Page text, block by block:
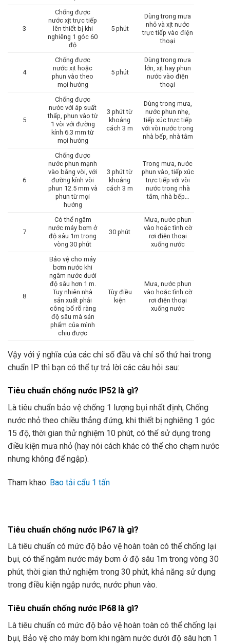
3
Chống được
nước xịt trực tiếp
lên thiết bị khi
nghiêng 1 góc 60
độ
5 phút
Dùng trong mưa
nhỏ và xịt nước
trực tiếp vào điện
thoại
4
Chống được
nước xịt hoặc
phun vào theo
mọi hướng
5 phút
Dùng trong mưa
lớn, xịt hay phun
nước vào điện
thoại
5
Chống được
nước với áp suất
thấp, phun vào từ
1 vòi với đường
kính 6.3 mm từ
mọi hướng
3 phút từ
khoảng
cách 3 m
Dùng trong mưa,
nước phun nhẹ,
tiếp xúc trực tiếp
với vòi nước trong
nhà bếp, nhà tắm
6
Chống được
nước phun mạnh
vào bằng vòi, với
đường kính vòi
phun 12.5 mm và
phun từ mọi
hướng
3 phút từ
khoảng
cách 3 m
Trong mưa, nước
phun vào, tiếp xúc
trực tiếp với vòi
nước trong nhà
tắm, nhà bếp…
7
Có thể ngâm
nước máy bơm ở
độ sâu 1m trong
vòng 30 phút
30 phút
Mưa, nước phun
vào hoặc tình cờ
rơi điện thoại
xuống nước
8
Bảo vệ cho máy
bơm nước khi
ngâm nước dưới
độ sâu hơn 1 m.
Tuy nhiên nhà
sản xuất phải
công bố rõ ràng
độ sâu mà sản
phẩm của mình
chịu được
Tùy điều
kiện
Mưa, nước phun
vào hoặc tình cờ
rơi điện thoại
xuống nước
Vậy với ý nghĩa của các chỉ số đầu và chỉ số thứ hai trong
chuẩn IP thì bạn có thể tự trả lời các câu hỏi sau:
Tiêu chuẩn chống nước IP52 là gì?
Là tiêu chuẩn bảo vệ chống 1 lượng bụi nhất định, Chống
nước nhỏ theo chiều thẳng đứng, khi thiết bị nghiêng 1 góc
15 độ, thời gian thử nghiệm 10 phút, có thể sử dụng trong
điều kiện mưa nhỏ (hay nói cách khác có thể cho chạm nước
nhưng không để ngập).
Tham khao: Bao tải cẩu 1 tấn
Tiêu chuẩn chống nước IP67 là gì?
Là tiêu chuẩn có mức độ bảo vệ hoàn toàn có thể chống lại
bụi, có thể ngâm nước máy bơm ở độ sâu 1m trong vòng 30
phút, thời gian thử nghiệm trong 30 phút, khả năng sử dụng
trong điều kiện ngập nước, nước phun vào.
Tiêu chuẩn chống nước IP68 là gì?
Là tiêu chuẩn có mức độ bảo vệ hoàn toàn có thể chống lại
bụi, Bảo vệ cho máy bơm khi ngâm nước dưới độ sâu hơn 1